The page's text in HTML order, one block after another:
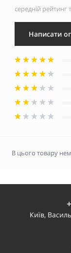
середній рейтинг
Написати
В цього товару
Київ,